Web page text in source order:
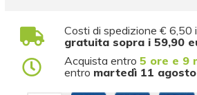
Costi di spedizione € 6,50
gratuita sopra i 59,90
Acquista entro5 ore e 9
entro martedì 11 agosto